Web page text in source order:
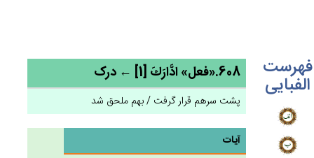
فهرست
الفبایی 608.«فعل» ادَّارَك‌َ [1] ← درک
پشت سرهم قرار گرفت / بهم ملحق شد
آیات